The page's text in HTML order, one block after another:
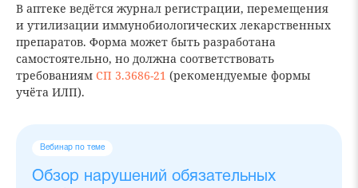
В аптеке ведётся журнал регистрации, перемещения
и утилизации иммунобиологических лекарственных
препаратов. Форма может быть разработана
самостоятельно, но должна соответствовать
требованиям СП 3.3686-21 (рекомендуемые формы
учёта ИЛП).
Обзор нарушений обязательных
Вебинар по теме